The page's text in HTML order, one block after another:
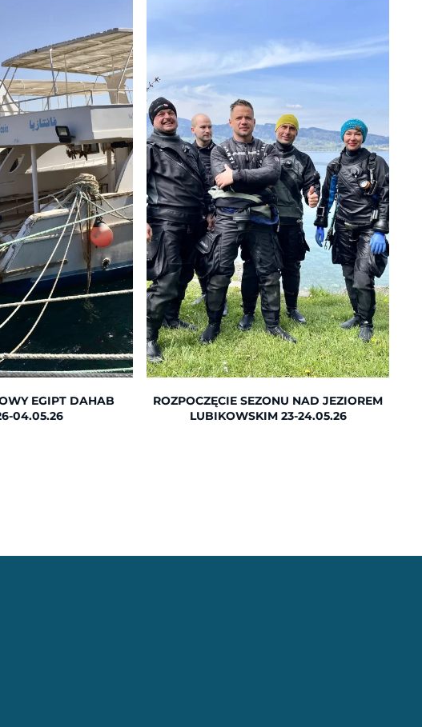
EGIPT DAHAB
04.05.26
ROZPOCZĘCIE SEZONU NAD JEZIOREM
LUBIKOWSKIM 23-24.05.26